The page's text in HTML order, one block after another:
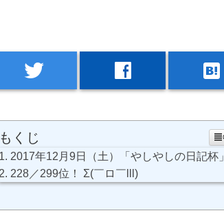
twitter facebook hatenabookmark
もくじ
2017年12月9日（土）「やしやしの日記杯」
228／299位！ Σ(￣ロ￣lll)